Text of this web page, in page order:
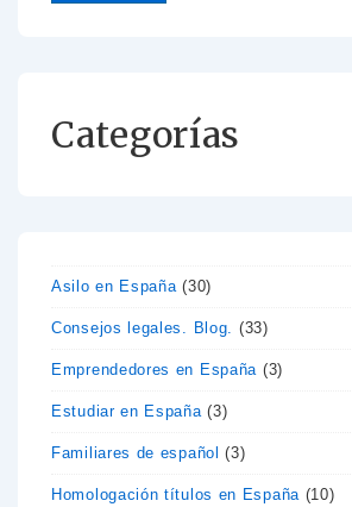
Categorías
Asilo en España(30)
Consejos legales. Blog. (33)
Emprendedores en España (3)
Estudiar en España(3)
Familiares de español (3)
Homologación títulos en España (10)